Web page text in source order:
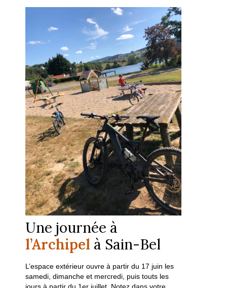
Une journée à
l’Archipel à Sain-Bel
L’espace extérieur ouvre à partir du 17 juin les
samedi, dimanche et mercredi, puis touts les